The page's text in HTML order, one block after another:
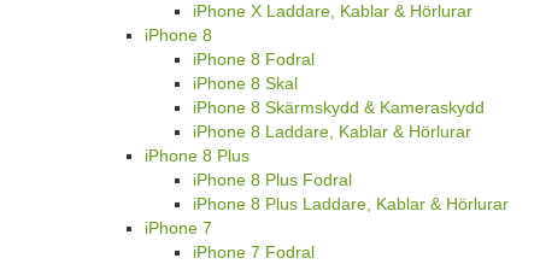
iPhone X Laddare, Kablar & Hörlurar
iPhone 8
iPhone 8 Fodral
iPhone 8 Skal
iPhone 8 Skärmskydd & Kameraskydd
iPhone 8 Laddare, Kablar & Hörlurar
iPhone 8 Plus
iPhone 8 Plus Fodral
iPhone 8 Plus Laddare, Kablar & Hörlurar
iPhone 7
iPhone 7 Fodral